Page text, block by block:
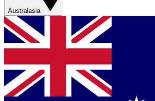
Australasia